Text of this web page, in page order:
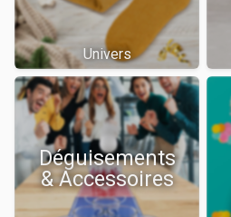
Univers
Déguisements
& Accessoires